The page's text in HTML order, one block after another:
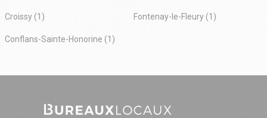
Croissy (1) Fontenay-le-Fleury (1)
Conflans-Sainte-Honorine (1)